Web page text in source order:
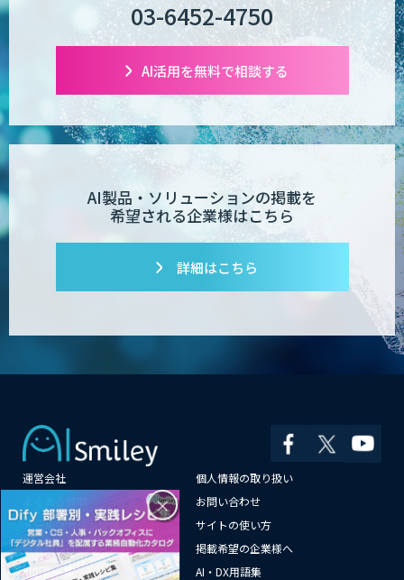
03-6452-4750
AI活用を無料で相談する
AI製品・ソリューションの掲載を
希望される企業様はこちら
詳細はこちら
運営会社
個人情報の取り扱い
お問い合わせ
メールマガジン登録
サイトの使い方
情報提供はこちらから
掲載希望の企業様へ
AI企業一覧
AI・DX用語集
×